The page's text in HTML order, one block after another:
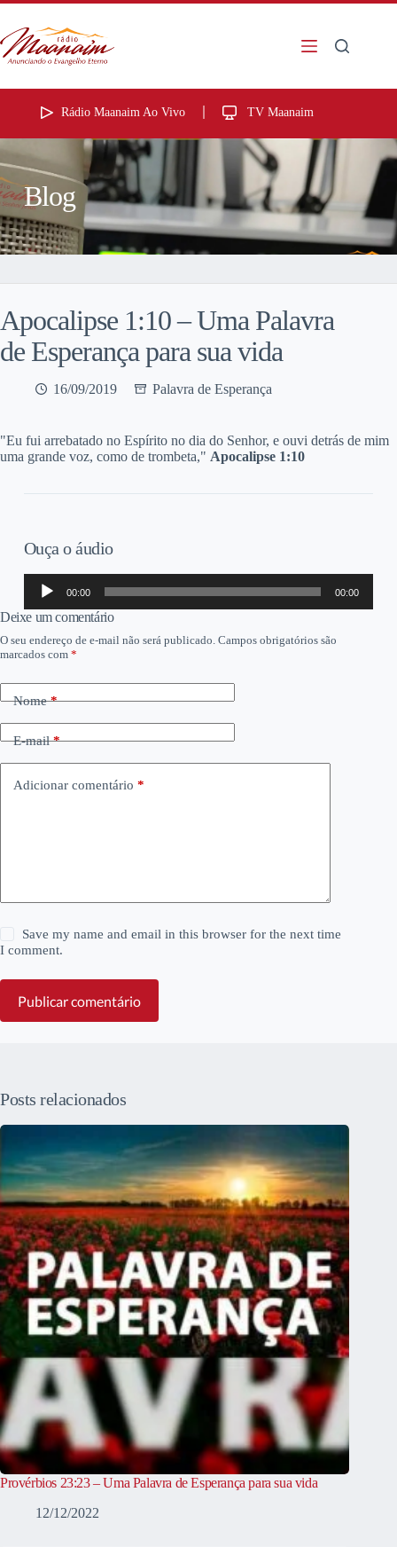
Rádio Maanaim Ao Vivo TV Maanaim
Blog
Apocalipse 1:10 – Uma Palavra
de Esperança para sua vida
16/09/2019 Palavra de Esperança
"Eu fui arrebatado no Espírito no dia do Senhor, e ouvi detrás de mim
uma grande voz, como de trombeta," Apocalipse 1:10
Ouça o áudio
Tocador
áudio
00:00 00:00
Deixe um comentário
O seu endereço de e-mail não será publicado. Campos obrigatórios são
marcados com *
Nome*
E-mail*
Adicionar comentário *
Save my name and email in this browser for the next time
I comment.
Publicar comentário
Posts relacionados
Provérbios 23:23 – Uma Palavra de Esperança para sua vida
12/12/2022